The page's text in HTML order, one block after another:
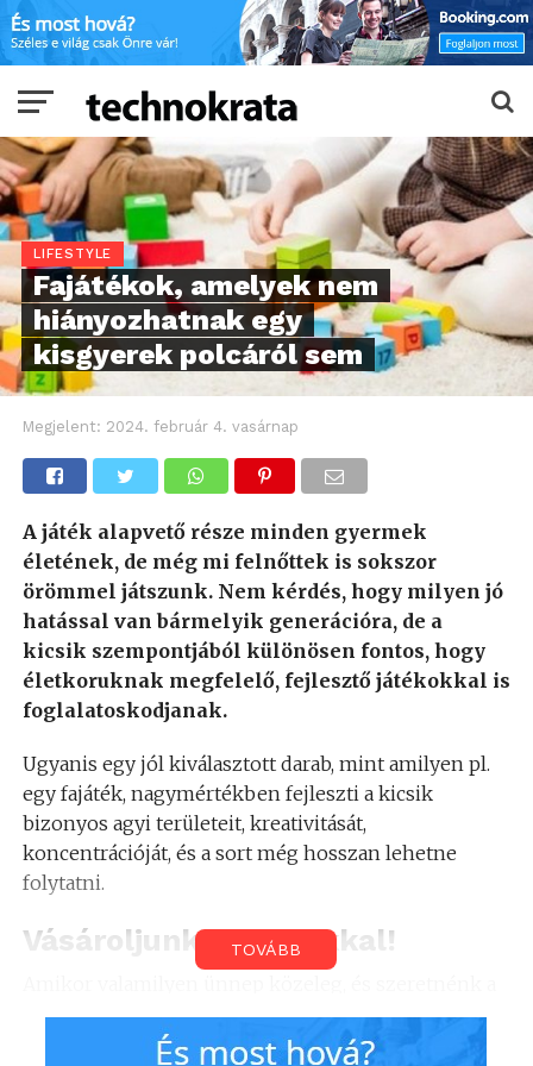
LIFESTYLE
Fajátékok, amelyek nem
hiányozhatnak egy
kisgyerek polcáról sem
Megjelent: 2024. február 4. vasárnap
A játék alapvető része minden gyermek
életének, de még mi felnőttek is sokszor
örömmel játszunk. Nem kérdés, hogy milyen jó
hatással van bármelyik generációra, de a
kicsik szempontjából különösen fontos, hogy
életkoruknak megfelelő, fejlesztő játékokkal is
foglalatoskodjanak.
Ugyanis egy jól kiválasztott darab, mint amilyen pl.
egy fajáték, nagymértékben fejleszti a kicsik
bizonyos agyi területeit, kreativitását,
koncentrációját, és a sort még hosszan lehetne
folytatni.
Vásároljunk kuponokkal!
gyerkőcöt meglepni valamivel, akkor érdemes a
kuponok háza táján is körülnézni. AJátéknet kupon
TOVÁBB